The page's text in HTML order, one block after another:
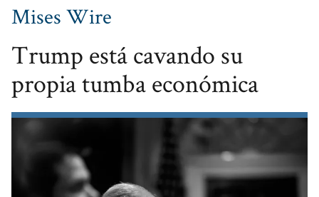
Mises Wire
Trump está cavando su
propia tumba económica